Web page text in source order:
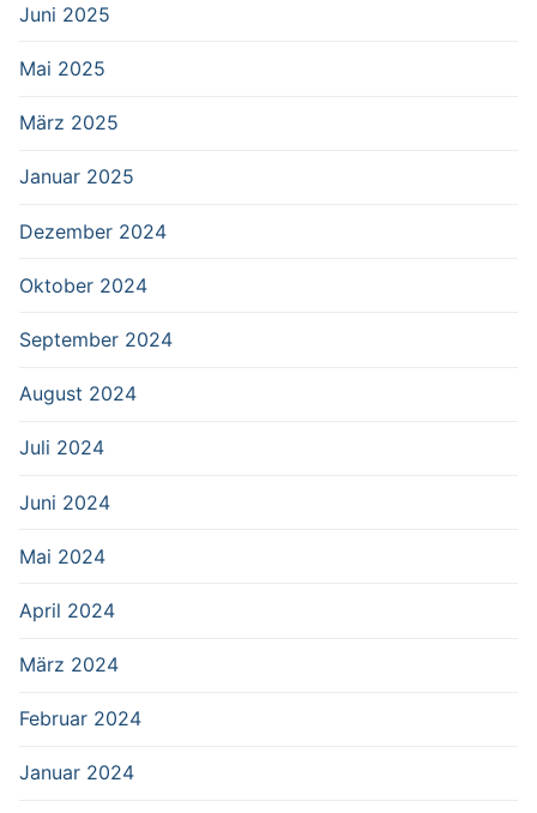
Juni 2025
Mai 2025
März 2025
Januar 2025
Dezember 2024
Oktober 2024
September 2024
August 2024
Juli 2024
Juni 2024
Mai 2024
April 2024
März 2024
Februar 2024
Januar 2024